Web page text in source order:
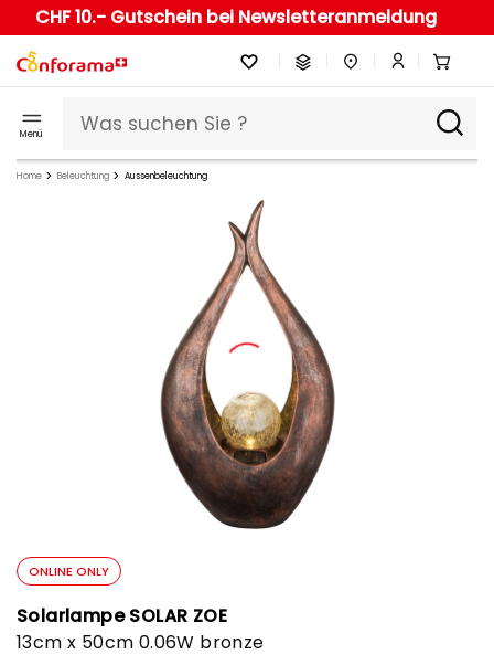
CHF 10.- Gutschein bei Newsletteranmeldung
Menü
Home Beleuchtung Aussenbeleuchtung
ONLINE ONLY
Solarlampe SOLAR ZOE
13cm x 50cm 0.06W bronze